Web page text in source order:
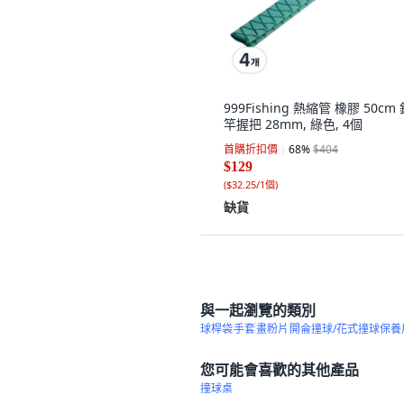
999Fishing 熱縮管 橡膠 50cm
竿握把 28mm, 綠色, 4個
首購折扣價 68%$404
$129
($32.25/1個)
缺貨
與一起瀏覽的類別
球桿袋手套畫粉片 開侖撞球/花式撞球保養
您可能會喜歡的其他產品
撞球桌